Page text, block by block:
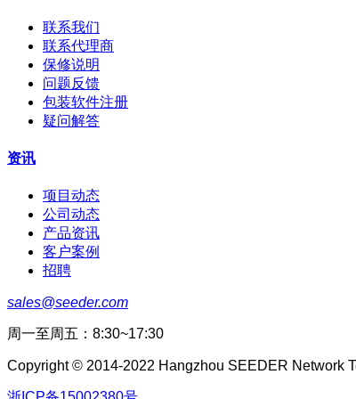
联系我们
联系代理商
保修说明
问题反馈
包装软件注册
疑问解答
资讯
项目动态
公司动态
产品资讯
客户案例
招聘
sales@seeder.com
周一至周五：8:30~17:30
Copyright © 2014-2022 Hangzhou SEEDER Network